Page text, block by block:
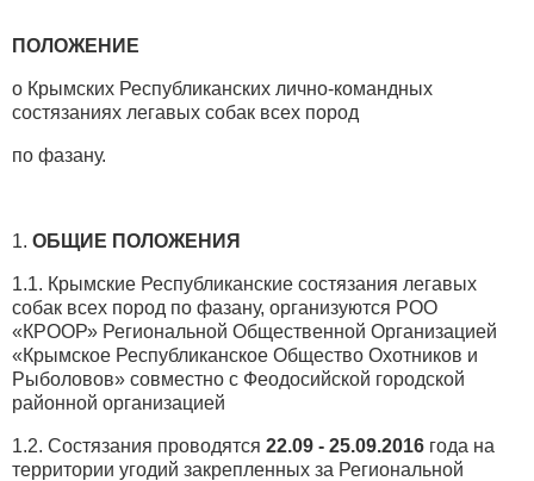
ПОЛОЖЕНИЕ
о Крымских Республиканских лично-командных
состязаниях легавых собак всех пород
по фазану.
1. ОБЩИЕ ПОЛОЖЕНИЯ
1.1. Крымские Республиканские состязания легавых
собак всех пород по фазану, организуются РОО
«КРООР» Региональной Общественной Организацией
«Крымское Республиканское Общество Охотников и
Рыболовов» совместно с Феодосийской городской
районной организацией
1.2. Состязания проводятся 22.09 - 25.09.2016 года на
территории угодий закрепленных за Региональной